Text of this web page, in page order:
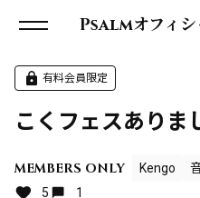
Psalmオフィシ
有料会員限定
こくフェスありま
MEMBERS ONLY Kengo
5
1